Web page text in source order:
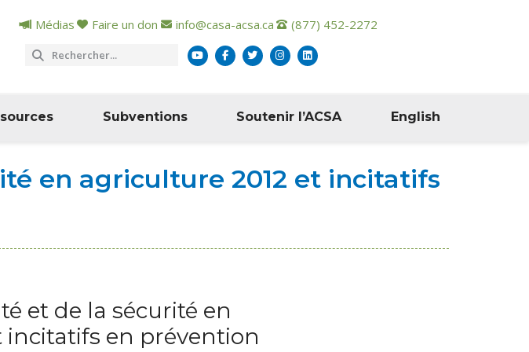
Médias Faire un don info@casa-acsa.ca (877) 452-2272
Subventions Soutenir l’ACSA English
en agriculture 2012 et incitatifs
et de la sécurité en
incitatifs en prévention